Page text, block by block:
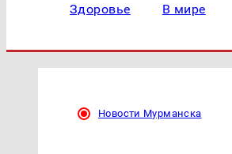
Здоровье В мире
Новости Мурманска